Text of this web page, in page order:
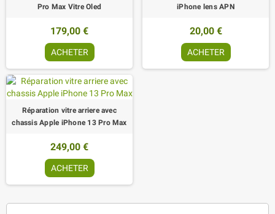
Pro Max Vitre Oled
179,00 €
ACHETER
iPhone lens APN
20,00 €
ACHETER
Réparation vitre arriere avec
chassis Apple iPhone 13 Pro Max
249,00 €
ACHETER